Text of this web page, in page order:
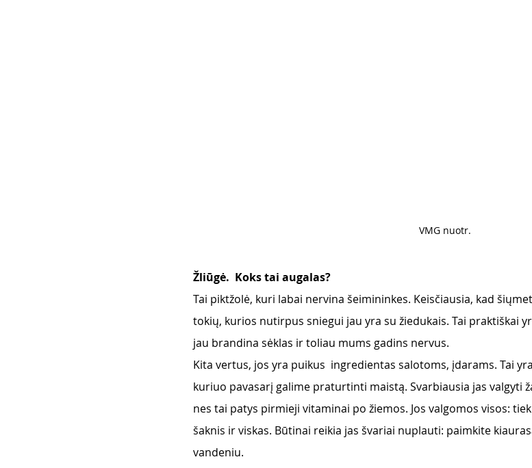
VMG nuotr.
Žliūgė.  Koks tai augalas?
Tai piktžolė, kuri labai nervina šeimininkes. Keisčiausia, kad
tokių, kurios nutirpus sniegui jau yra su žiedukais. Tai praktiškai
jau brandina sėklas ir toliau mums gadins nervus.
Kita vertus, jos yra puikus  ingredientas salotoms, įdarams. Tai
kuriuo pavasarį galime praturtinti maistą. Svarbiausia jas valgyti
nes tai patys pirmieji vitaminai po žiemos. Jos valgomos visos:
šaknis ir viskas. Būtinai reikia jas švariai nuplauti: paimkite
vandeniu.